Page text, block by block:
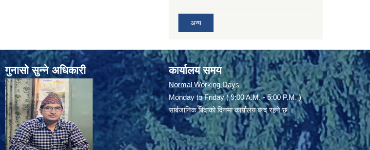
अन्य
गुनासो सुन्ने अधिकारी कार्यालय समय
Normal Working Days
Monday to Friday ( 9:00 A.M. - 5:00 P.M. )
सार्बजानिक बिदाको दिनमा कार्यालय बन्द रहने छ ।